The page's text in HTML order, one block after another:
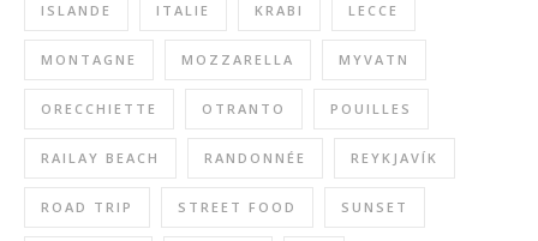
ISLANDE ITALIE KRABI LECCE
MONTAGNE MOZZARELLA MYVATN
ORECCHIETTE OTRANTO POUILLES
RAILAY BEACH RANDONNÉE REYKJAVÍK
ROAD TRIP STREET FOOD SUNSET